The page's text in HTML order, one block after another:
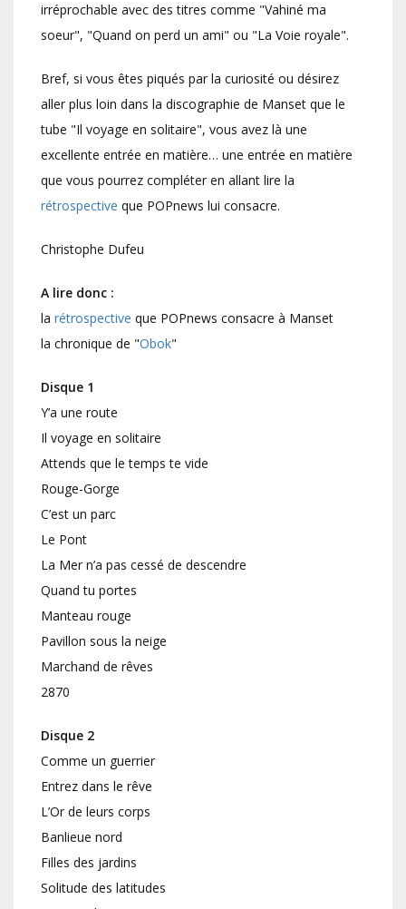
irréprochable avec des titres comme "Vahiné ma
soeur", "Quand on perd un ami" ou "La Voie royale".
Bref, si vous êtes piqués par la curiosité ou désirez
aller plus loin dans la discographie de Manset que le
tube "Il voyage en solitaire", vous avez là une
excellente entrée en matière… une entrée en matière
que vous pourrez compléter en allant lire la
rétrospective que POPnews lui consacre.
Christophe Dufeu
A lire donc :
la rétrospective que POPnews consacre à Manset
la chronique de "Obok"
Disque 1
Y’a une route
Il voyage en solitaire
Attends que le temps te vide
Rouge-Gorge
C’est un parc
Le Pont
La Mer n’a pas cessé de descendre
Quand tu portes
Manteau rouge
Pavillon sous la neige
Marchand de rêves
2870
Disque 2
Comme un guerrier
Entrez dans le rêve
L’Or de leurs corps
Banlieue nord
Filles des jardins
Solitude des latitudes